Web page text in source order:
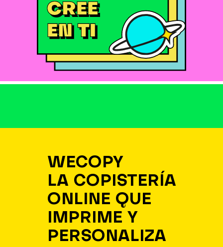
WECOPY
LA COPISTERÍA
ONLINE QUE
IMPRIME Y
PERSONALIZA